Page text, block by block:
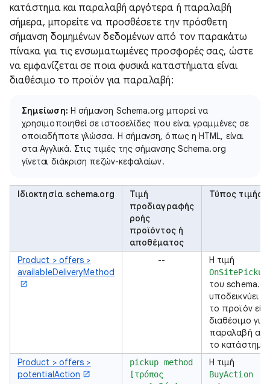
κατάστημα και παραλαβή αργότερα ή παραλαβή
σήμερα, μπορείτε να προσθέσετε την πρόσθετη
σήμανση δομημένων δεδομένων από τον παρακάτω
πίνακα για τις ενσωματωμένες προσφορές σας, ώστε
να εμφανίζεται σε ποια φυσικά καταστήματα είναι
διαθέσιμο το προϊόν για παραλαβή:
Σημείωση: Η σήμανση Schema.org μπορεί να
χρησιμοποιηθεί σε ιστοσελίδες που είναι γραμμένες σε
οποιαδήποτε γλώσσα. Η σήμανση, όπως η HTML, είναι
στα Αγγλικά. Στις τιμές της σήμανσης Schema.org
γίνεται διάκριση πεζών-κεφαλαίων.
Ιδιοκτησία schema.org
Τιμή
προδιαγραφής
ροής
προϊόντος ή
αποθέματος
Τύπος τιμής
Product > offers >
availableDeliveryMethod
-- Η τιμή
OnSitePickup
του
υποδεικνύει
το προϊόν
διαθέσιμο για
παραλαβή
το κατάστημα.
Product > offers >
potentialAction
pickup method
[τρόπος
Η τιμή
BuyAction